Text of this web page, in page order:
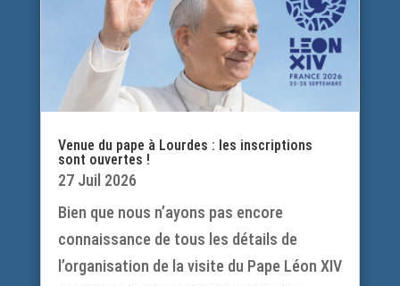
Venue du pape à Lourdes : les inscriptions
sont ouvertes !
27 Juil 2026
Bien que nous n’ayons pas encore
connaissance de tous les détails de
l’organisation de la visite du Pape Léon XIV